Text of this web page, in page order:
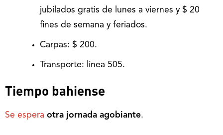
jubilados gratis de lunes a viernes y $ 20
fines de semana y feriados.
Carpas: $ 200.
Transporte: línea 505.
Tiempo bahiense
Se espera otra jornada agobiante.